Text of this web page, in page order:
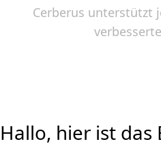
Cerberus unterstützt
Hallo, hier ist das